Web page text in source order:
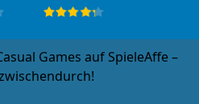
Games auf SpieleAffe –